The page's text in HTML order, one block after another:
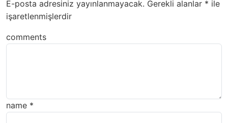
E-posta adresiniz yayınlanmayacak. Gerekli alanlar * ile
işaretlenmişlerdir
comments
name *